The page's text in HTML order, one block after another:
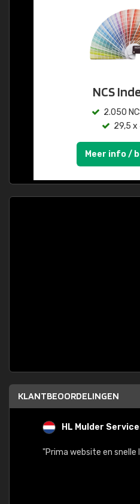
NCS
2.050
29,5 x
Meer info /
KLANTBEOORDELINGEN
HL Mulder
"Prima website en snelle